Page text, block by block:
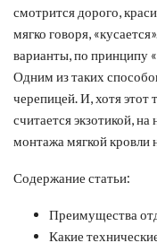
смотрится дорого,
мягко говоря,
варианты, по принципу
Одним из таких
черепицей. И, хотя этот
считается экзотикой,
монтажа мягкой кровли
Содержание статьи:
Преимущества
Какие